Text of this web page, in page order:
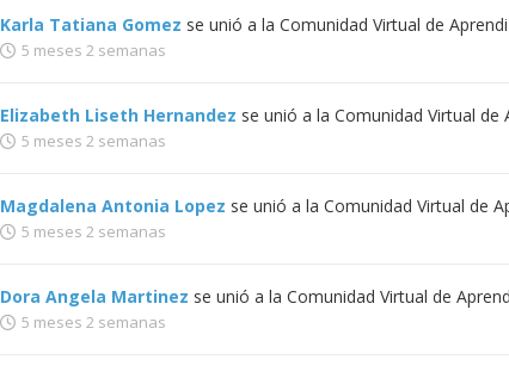
Karla Tatiana Gomez se unió a la Comunidad Virtual de
5 meses 2 semanas
Elizabeth Liseth Hernandez se unió a la Comunidad Virtual de
5 meses 2 semanas
Magdalena Antonia Lopez se unió a la Comunidad Virtual de
5 meses 2 semanas
Dora Angela Martinez se unió a la Comunidad Virtual de
5 meses 2 semanas